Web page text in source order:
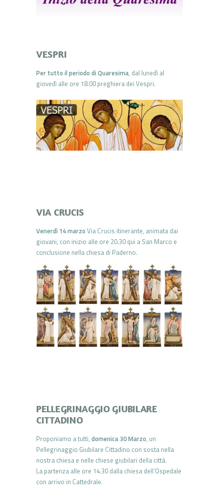
VESPRI
Per tutto il periodo di Quaresima, dal lunedì al
giovedì alle ore 18.00 preghiera dei Vespri.
VIA CRUCIS
Venerdì 14 marzo Via Crucis itinerante, animata dai
giovani, con inizio alle ore 20.30 qui a San Marco e
conclusione nella chiesa di Paderno.
PELLEGRINAGGIO GIUBILARE
CITTADINO
Proponiamo a tutti, domenica 30 Marzo, un
Pellegrinaggio Giubilare Cittadino con sosta nella
nostra chiesa e nelle chiese giubilari della città.
La partenza alle ore 14.30 dalla chiesa dell’Ospedale
con arrivo in Cattedrale.